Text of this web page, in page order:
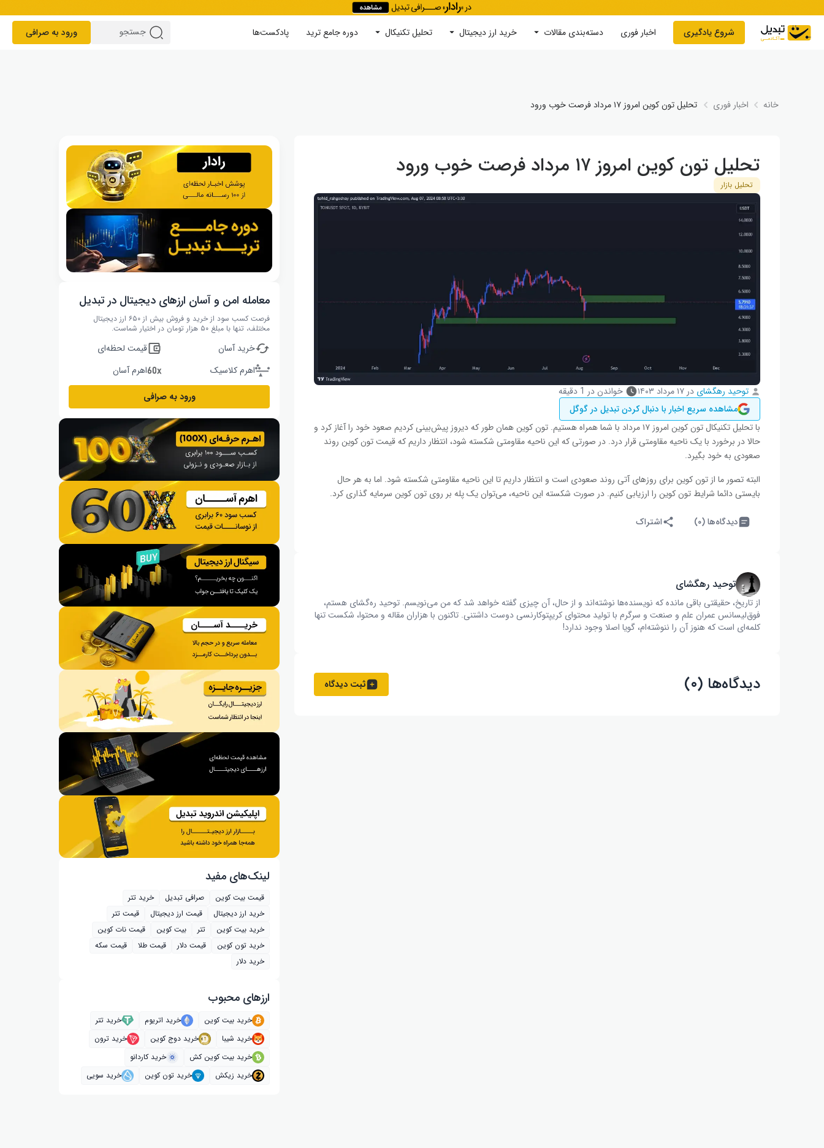
شروع یادگیری اخبار فوری دسته‌بندی مقالات خرید ارز دیجیتال تحلیل تکنیکال دوره‌ جامع ترید پادکست‌ها جستجو ورود به صرافی
خانه اخبار فوری تحلیل تون کوین امروز ۱۷ مرداد فرصت خوب ورود
تحلیل تون کوین امروز ۱۷ مرداد فرصت خوب ورود
تحلیل بازار
توحید رهگشای در۱۷ مرداد ۱۴۰۳
خواندن در 1 دقیقه
مشاهده سریع اخبار با دنبال کردن تبدیل در گوگل
با تحلیل تکنیکال تون کوین امروز ۱۷ مرداد با شما همراه هستیم. تون کوین همان طور که دیروز پیش‌بینی کردیم صعود خود را آغاز کرد و
حالا در برخورد با یک ناحیه مقاومتی قرار درد. در صورتی که این ناحیه مقاومتی شکسته شود، انتظار داریم که قیمت تون کوین روند
صعودی به خود بگیرد.
البته تصور ما از تون کوین برای روزهای آتی روند صعودی است و انتظار داریم تا این ناحیه مقاومتی شکسته شود. اما به هر حال
بایستی دائما شرایط تون کوین را ارزیابی کنیم. در صورت شکسته این ناحیه، می‌توان یک پله بر روی تون کوین سرمایه گذاری کرد.
دیدگاه‌ها (۰) اشتراک
توحید رهگشای
از تاریخ، حقیقتی باقی مانده که نویسنده‌ها نوشته‌اند و از حال، آن چیزی گفته خواهد شد که من می‌نویسم. توحید ره‌گشای هستم،
فوق‌لیسانس عمران علم و صنعت و سرگرم با تولید محتوای کریپتوکارنسی دوست داشتنی. تاکنون با هزاران مقاله و محتوا، شکست تنها
کلمه‌ای است که هنوز آن را ننوشته‌ام، گویا اصلا وجود ندارد!
دیدگاه‌ها (۰) ثبت دیدگاه
معامله امن و آسان ارزهای دیجیتال در تبدیل
فرصت کسب سود از خرید و فروش بیش از ۶۵۰ ارز دیجیتال
مختلف، تنها با مبلغ ۵۰ هزار تومان در اختیار شماست.
خرید آسان
قیمت لحظه‌ای
اهرم کلاسیک
اهرم آسان
ورود به صرافی
لینک‌های مفید
قیمت بیت کوین صرافی تبدیل
خرید تتر
خرید ارز دیجیتال
قیمت ارز دیجیتال
قیمت تتر
خرید بیت‌ کوین
تتر بیت کوین
قیمت نات کوین
خرید تون کوین
قیمت دلار قیمت طلا
قیمت سکه
خرید دلار
ارز‌های محبوب
خرید بیت کوین خرید اتریوم
خرید تتر
خرید شیبا
خرید دوج کوین
خرید ترون
خرید بیت کوین کش
خرید کاردانو
خرید زیکش
خرید تون کوین خرید سویی